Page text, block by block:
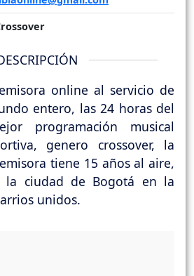
online al servicio de
entero, las 24 horas del
programación musical
genero crossover, la
tiene 15 años al aire,
la ciudad de Bogotá en la
unidos.